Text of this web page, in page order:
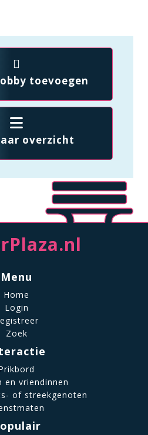
toevoegen
overzicht
Menu
Home
Login
Zoek
en vriendinnen
of streekgenoten